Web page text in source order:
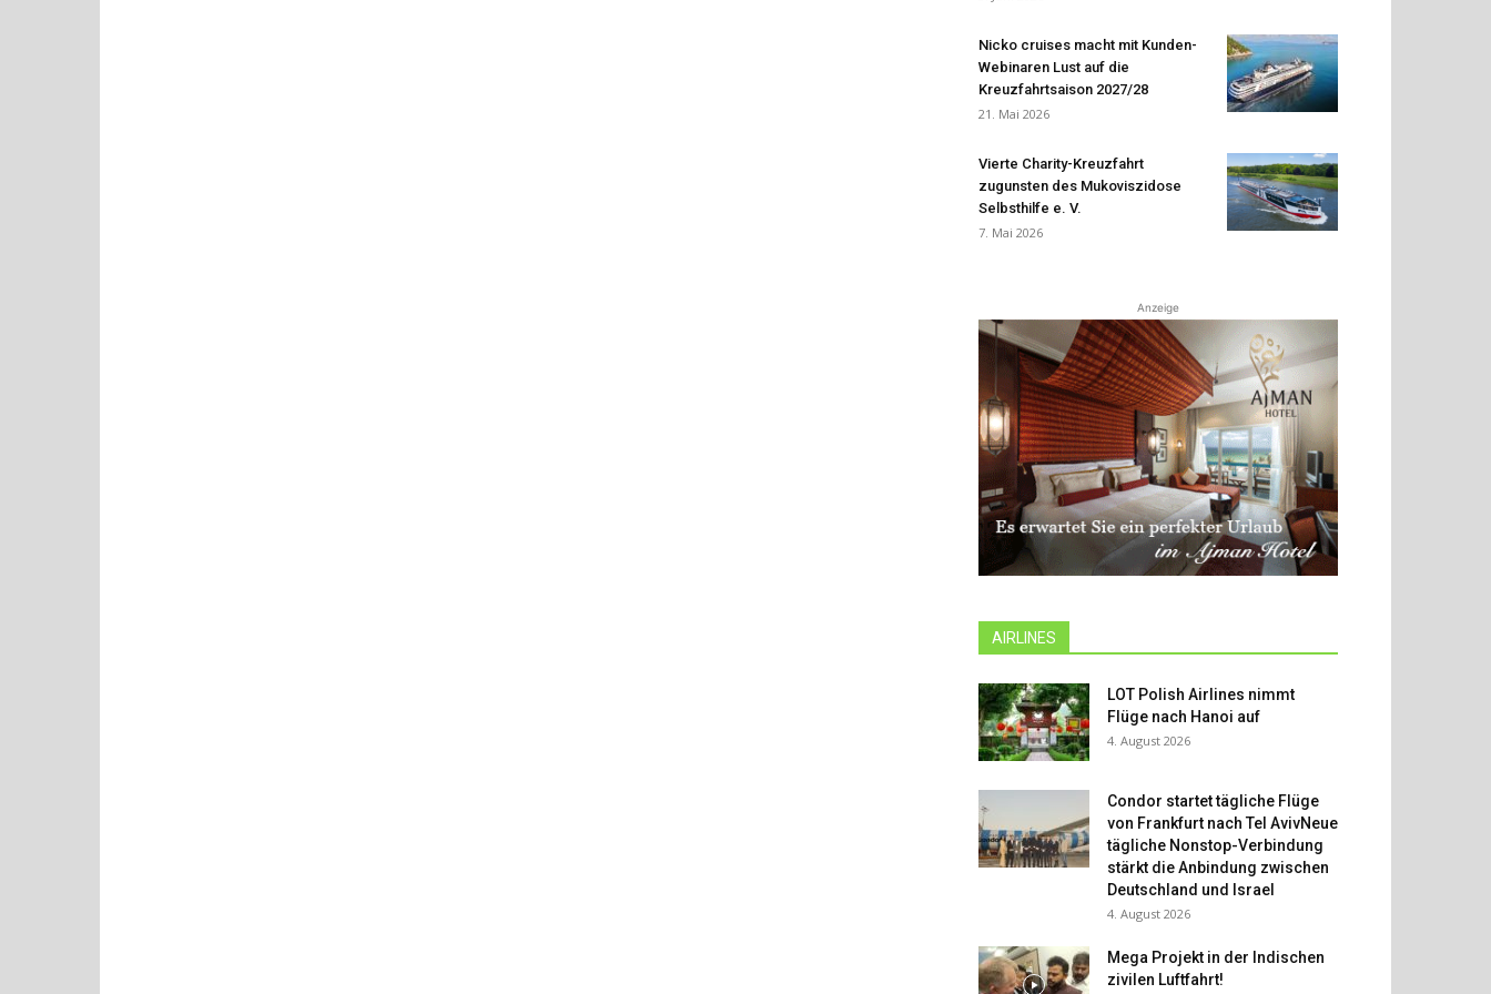
Nicko cruises macht mit Kunden-
Webinaren Lust auf die
Kreuzfahrtsaison 2027/28
21. Mai 2026
Vierte Charity-Kreuzfahrt
zugunsten des Mukoviszidose
Selbsthilfe e. V.
7. Mai 2026
Anzeige
AIRLINES
LOT Polish Airlines nimmt
Flüge nach Hanoi auf
4. August 2026
Condor startet tägliche Flüge
von Frankfurt nach Tel AvivNeue
tägliche Nonstop-Verbindung
stärkt die Anbindung zwischen
Deutschland und Israel
4. August 2026
Mega Projekt in der Indischen
zivilen Luftfahrt!